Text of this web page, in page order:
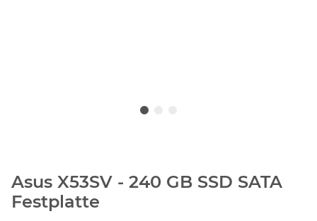
Asus X53SV - 240 GB SSD SATA
Festplatte